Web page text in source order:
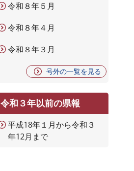
令和８年５月
令和８年４月
令和８年３月
号外の一覧を見る
令和３年以前の県報
平成18年１月から令和３
年12月まで